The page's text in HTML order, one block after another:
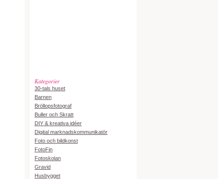
Kategorier
30-tals huset
Barnen
Bröllopsfotograf
Buller och Skratt
DIY & kreativa idéer
Digital marknadskommunikatör
Foto och bildkonst
FotoFin
Fotoskolan
Gravid
Husbygget